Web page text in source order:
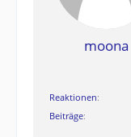
moona
Reaktionen
Beiträge